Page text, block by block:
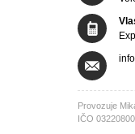
Provozuje
IČO